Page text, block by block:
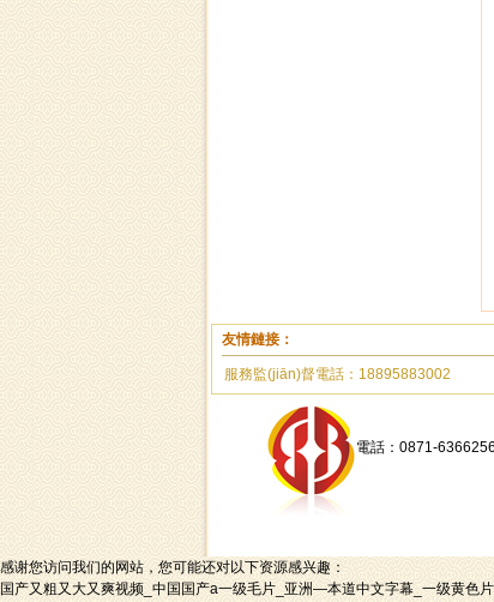
友情鏈接：
服務監(jiān)督電話：18895883002
電話：0871-
感谢您访问我们的网站，您可能还对以下资源感兴趣：
国产又粗又大又爽视频_中国国产a一级毛片_亚洲—本道中文字幕_一级黄色